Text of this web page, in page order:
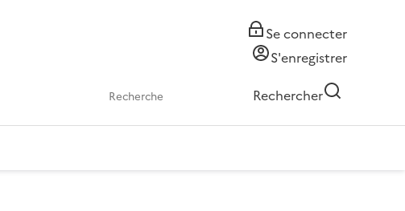
Se connecter
S'enregistrer
Rechercher